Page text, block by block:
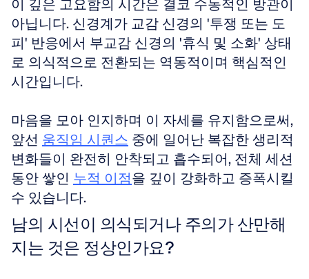
이 깊은 고요함의 시간은 결코 수동적인 방관이
아닙니다. 신경계가 교감 신경의 '투쟁 또는 도
피' 반응에서 부교감 신경의 '휴식 및 소화' 상태
로 의식적으로 전환되는 역동적이며 핵심적인
시간입니다.
마음을 모아 인지하며 이 자세를 유지함으로써,
앞선 움직임 시퀀스 중에 일어난 복잡한 생리적
변화들이 완전히 안착되고 흡수되어, 전체 세션
동안 쌓인 누적 이점을 깊이 강화하고 증폭시킬
수 있습니다.
남의 시선이 의식되거나 주의가 산만해
지는 것은 정상인가요?